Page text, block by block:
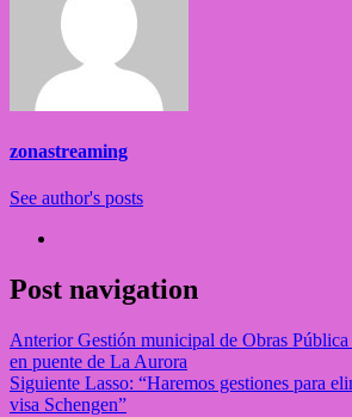
zonastreaming
See author's posts
Post navigation
AnteriorGestión municipal de Obras
en puente de La Aurora
Siguiente Lasso: “Haremos gestiones para
visa Schengen”